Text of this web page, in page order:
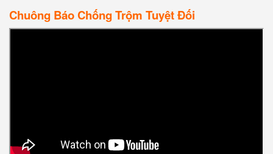
Chuông Báo Chống Trộm Tuyệt Đối